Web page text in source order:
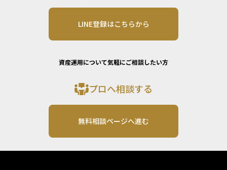
LINE登録はこちらから
資産運用について気軽にご相談したい方
プロへ相談する
無料相談ページへ進む